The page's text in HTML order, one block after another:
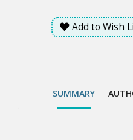
Add to Wish
SUMMARY